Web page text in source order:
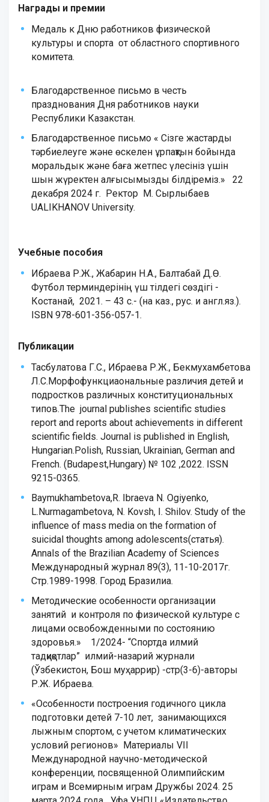
Награды и премии
Медаль к Дню работников физической
культуры и спорта от областного спортивного
комитета.
Благодарственное письмо в честь
празднования Дня работников науки
Республики Казакстан.
Благодарственное письмо « Сізге жастарды
тәрбиелеуге және өскелен ұрпақтын бойында
моральдык және баға жетпес үлесініз үшін
шын жүректен алғысымызды білдіреміз.» 22
декабря 2024 г. Ректор М. Сырлыбаев
UALIKHANOV University.
Учебные пособия
Ибраева Р.Ж., Жабарин Н.А., Балтабай Д.Ө.
Футбол терминдерінің үш тілдегі сөздігі -
Костанай, 2021. – 43 с.- (на каз., рус. и англ.яз.).
ISBN 978-601-356-057-1.
Публикации
Тасбулатова Г.С., Ибраева Р.Ж., Бекмухамбетова
Л.С.Морфофункциаональные различия детей и
подростков различных конституциональных
типов.The journal publishes scientific studies
report and reports about achievements in different
scientific fields. Journal is published in English,
Hungarian.Polish, Russian, Ukrainian, German and
French. (Budapest,Hungary) № 102 ,2022. ISSN
9215-0365.
Baymukhambetova,R. Ibraeva N. Ogiyenko,
L.Nurmagambetova, N. Kovsh, I. Shilov. Study of the
influence of mass media on the formation of
suicidal thoughts among adolescents(статья).
Annals of the Brazilian Academy of Sciences
Международный журнал 89(3), 11-10-2017г.
Стр.1989-1998. Город Бразилиа.
Методические особенности организации
занятий и контроля по физической культуре с
лицами освобожденными по состоянию
здоровья.» 1/2024- “Спортда илмий
тадқиқотлар” илмий-назарий журнали
(Ўзбекистон, Бош муҳаррир) -стр(3-6)-авторы
Р.Ж. Ибраева.
«Особенности построения годичного цикла
подготовки детей 7-10 лет, занимающихся
лыжным спортом, с учетом климатических
условий регионов» Материалы VII
Международной научно-методической
конференции, посвященной Олимпийским
играм и Всемирным играм Дружбы 2024. 25